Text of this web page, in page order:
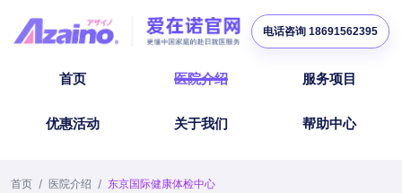
首页 医院介绍 服务项目
优惠活动 关于我们 帮助中心
电话咨询 18691562395
首页 / 医院介绍 / 东京国际健康体检中心